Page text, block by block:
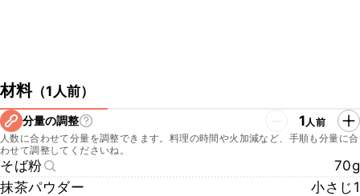
材料（1人前）
分量の調整 1人前
人数に合わせて分量を調整できます。料理の時間や火加減など、手順も分量に合
わせて調整してくださいね。
そば粉
70g
抹茶パウダー
小さじ1